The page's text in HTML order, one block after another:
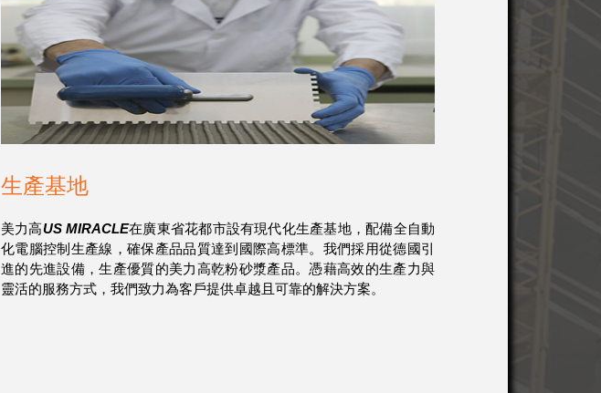
生產基地
美力高US MIRACLE在廣東省花都市設有現代化生產基地，配備全自動
化電腦控制生產線，確保產品品質達到國際高標準。我們採用從德國引
進的先進設備，生產優質的美力高乾粉砂漿產品。憑藉高效的生產力與
靈活的服務方式，我們致力為客戶提供卓越且可靠的解決方案。